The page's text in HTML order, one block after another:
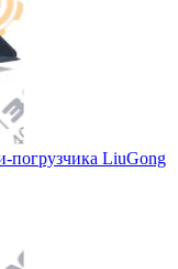
погрузчика LiuGong